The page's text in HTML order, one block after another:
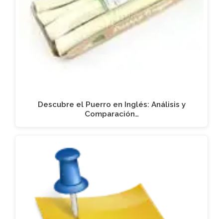
Descubre el Puerro en Inglés: Análisis y
Comparación…